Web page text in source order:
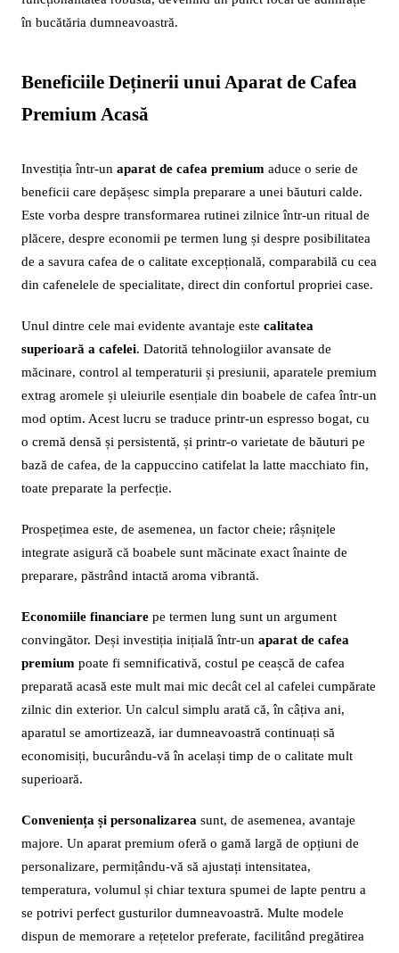
în bucătăria dumneavoastră.
Beneficiile Deținerii unui Aparat de Cafea
Premium Acasă
Investiția într-un aparat de cafea premium aduce o serie de
beneficii care depășesc simpla preparare a unei băuturi calde.
Este vorba despre transformarea rutinei zilnice într-un ritual de
plăcere, despre economii pe termen lung și despre posibilitatea
de a savura cafea de o calitate excepțională, comparabilă cu cea
din cafenelele de specialitate, direct din confortul propriei case.
Unul dintre cele mai evidente avantaje este calitatea
superioară a cafelei. Datorită tehnologiilor avansate de
măcinare, control al temperaturii și presiunii, aparatele premium
extrag aromele și uleiurile esențiale din boabele de cafea într-un
mod optim. Acest lucru se traduce printr-un espresso bogat, cu
o cremă densă și persistentă, și printr-o varietate de băuturi pe
bază de cafea, de la cappuccino catifelat la latte macchiato fin,
toate preparate la perfecție.
Prospețimea este, de asemenea, un factor cheie; râșnițele
integrate asigură că boabele sunt măcinate exact înainte de
preparare, păstrând intactă aroma vibrantă.
Economiile financiare pe termen lung sunt un argument
convingător. Deși investiția inițială într-un aparat de cafea
premium poate fi semnificativă, costul pe ceașcă de cafea
preparată acasă este mult mai mic decât cel al cafelei cumpărate
zilnic din exterior. Un calcul simplu arată că, în câțiva ani,
aparatul se amortizează, iar dumneavoastră continuați să
economisiți, bucurându-vă în același timp de o calitate mult
superioară.
Conveniența și personalizarea sunt, de asemenea, avantaje
majore. Un aparat premium oferă o gamă largă de opțiuni de
personalizare, permițându-vă să ajustați intensitatea,
temperatura, volumul și chiar textura spumei de lapte pentru a
se potrivi perfect gusturilor dumneavoastră. Multe modele
dispun de memorare a rețetelor preferate, facilitând pregătirea